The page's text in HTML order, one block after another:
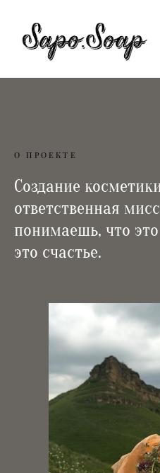
О ПРОЕКТЕ
Создание
ответственная
понимаешь, что
это счастье.